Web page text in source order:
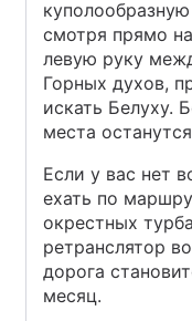
смотря прямо
левую руку
Горных духов,
искать Белуху.
места
Если у вас нет
ехать по
окрестных
ретранслятор
дорога
месяц.